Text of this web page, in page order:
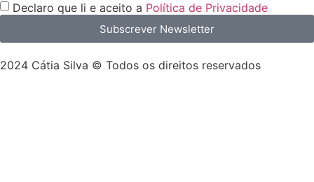
Declaro que li e aceito a Política de Privacidade
Subscrever Newsletter
2024 Cátia Silva © Todos os direitos reservados